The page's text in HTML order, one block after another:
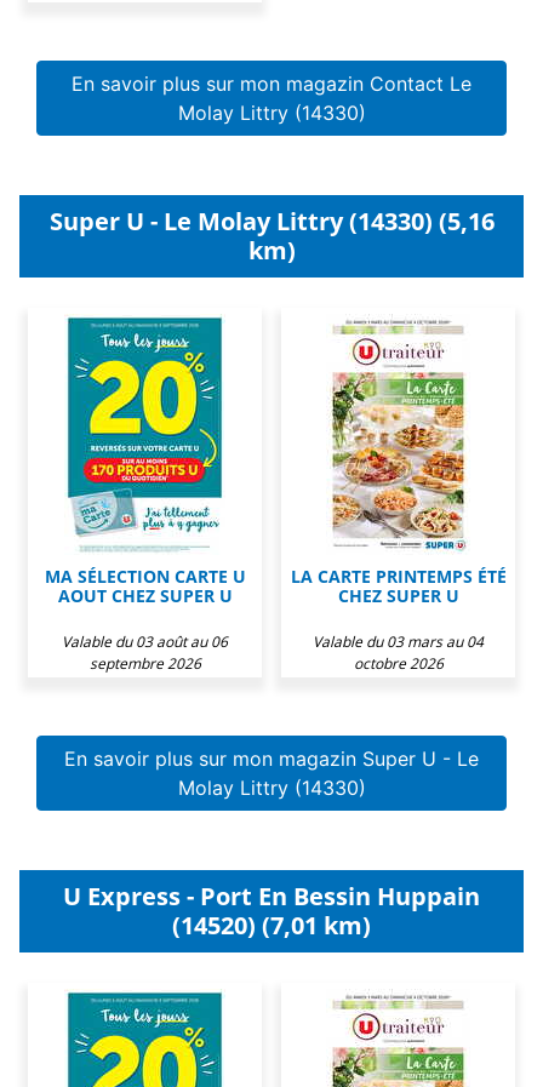
En savoir plus sur mon magazin Contact Le
Molay Littry (14330)
Super U - Le Molay Littry (14330) (5,16
km)
MA SÉLECTION CARTE U
AOUT CHEZ SUPER U
Valable du 03 août au 06
septembre 2026
LA CARTE PRINTEMPS ÉTÉ
CHEZ SUPER U
Valable du 03 mars au 04
octobre 2026
En savoir plus sur mon magazin Super U - Le
Molay Littry (14330)
U Express - Port En Bessin Huppain
(14520) (7,01 km)